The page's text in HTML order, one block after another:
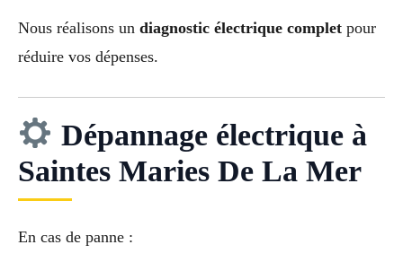
Nous réalisons un diagnostic électrique complet pour
réduire vos dépenses.
Dépannage électrique à
Saintes Maries De La Mer
En cas de panne :